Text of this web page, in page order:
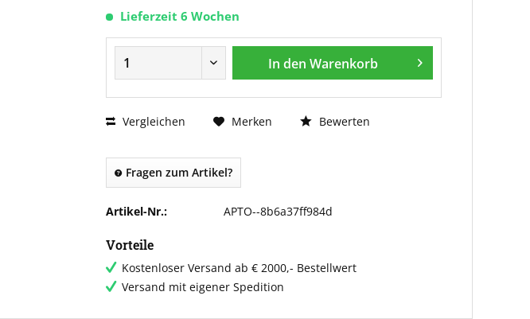
Lieferzeit 6 Wochen
In den Warenkorb
Vergleichen Merken Bewerten
Fragen zum Artikel?
Artikel-Nr.: APTO--8b6a37ff984d
Vorteile
Kostenloser Versand ab € 2000,- Bestellwert
Versand mit eigener Spedition